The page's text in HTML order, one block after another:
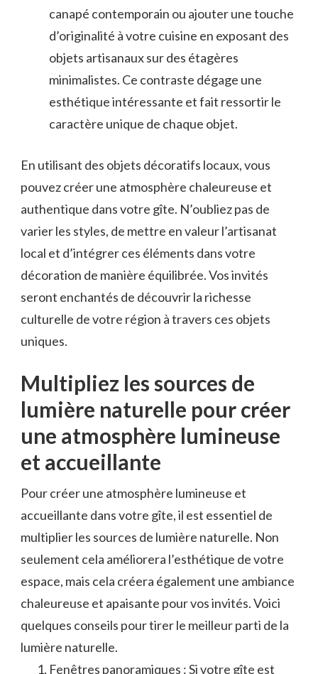
canapé contemporain ou⁣ ajouter une touche
d’originalité à votre cuisine​ en ⁢exposant des
objets artisanaux sur des étagères
minimalistes. Ce⁢ contraste dégage​ une
esthétique intéressante ⁤et fait ressortir le
caractère⁤ unique ​de chaque objet.
En utilisant des objets décoratifs locaux, vous
pouvez créer une atmosphère chaleureuse et
authentique dans votre‌ gîte. N’oubliez pas de⁢
varier les ⁣styles, de mettre en valeur l’artisanat
local et d’intégrer ces éléments dans​ votre
décoration de manière équilibrée. ‍Vos invités‌
seront enchantés de découvrir la richesse⁤
culturelle⁢ de votre région à ‍travers ces objets
uniques.
Multipliez les⁤ sources de
lumière naturelle pour créer
une atmosphère lumineuse
et accueillante
Pour ⁤créer une atmosphère⁢ lumineuse et
accueillante dans‌ votre ⁣gîte, il est essentiel de
multiplier les sources de lumière naturelle.‌ Non
seulement cela améliorera l’esthétique​ de votre
espace, ​mais cela créera également une ambiance
chaleureuse et apaisante pour vos invités. Voici
quelques conseils pour tirer le meilleur parti de la
lumière ⁢naturelle.
Fenêtres panoramiques :⁤ Si votre gîte est⁢